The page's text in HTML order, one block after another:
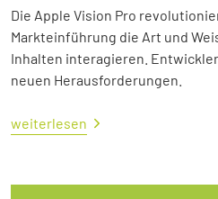
Die Apple Vision Pro
Markteinführung die Art und
Inhalten interagieren.
neuen Herausforderungen.
weiterlesen